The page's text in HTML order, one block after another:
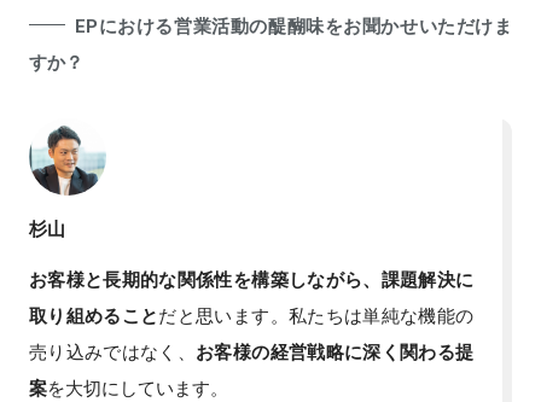
EPにおける営業活動の醍醐味をお聞かせいただけま
すか？
杉山
お客様と長期的な関係性を構築しながら、課題解決に
取り組めることだと思います。私たちは単純な機能の
売り込みではなく、 お客様の経営戦略に深く関わる提
案を大切にしています。